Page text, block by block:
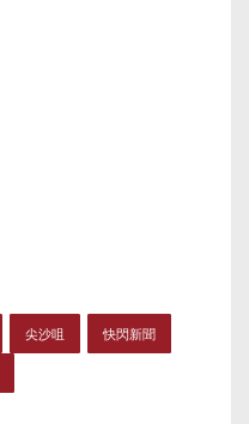
尖沙咀 快閃新聞